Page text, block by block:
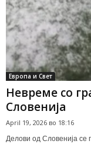
Европа и Свет
Невреме со
Словенија
April 19, 2026 во 18:16
Делови од Словенија се